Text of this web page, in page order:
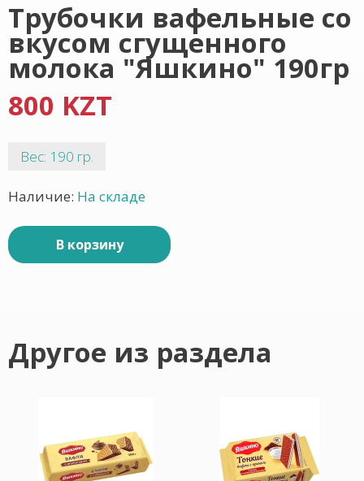
Трубочки вафельные со
вкусом сгущенного
молока "Яшкино" 190гр
800 KZT
Вес: 190 гр.
Наличие: На складе
В корзину
Другое из раздела